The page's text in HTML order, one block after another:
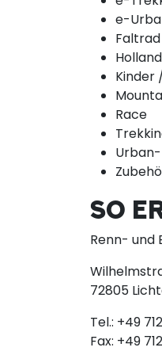
e-
Faltrad
Kinder
Race
SO
Renn- und
72805
Tel.: +49
Fax: +49